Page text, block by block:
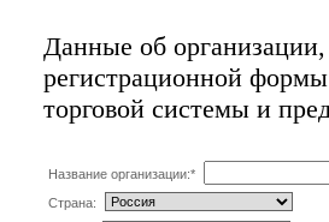
Данные об
регистрационной
торговой системы и
Название организации:*
Страна: